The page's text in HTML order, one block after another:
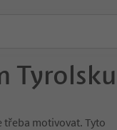
Tyrolsku
třeba motivovat. Tyto